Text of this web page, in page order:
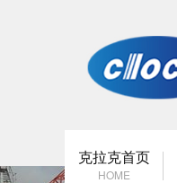
克拉克首页
HOME